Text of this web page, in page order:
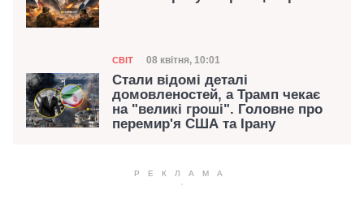
Категорія
СВІТ Дата публікації
08 квітня, 10:01
Стали відомі деталі
домовленостей, а Трамп чекає
на "великі гроші". Головне про
перемир'я США та Ірану